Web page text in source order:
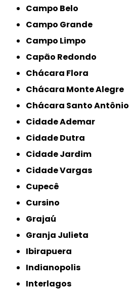
Campo Belo
Campo Grande
Campo Limpo
Capão Redondo
Chácara Flora
Chácara Monte Alegre
Chácara Santo Antônio
Cidade Ademar
Cidade Dutra
Cidade Jardim
Cidade Vargas
Cupecê
Cursino
Grajaú
Granja Julieta
Ibirapuera
Indianopolis
Interlagos